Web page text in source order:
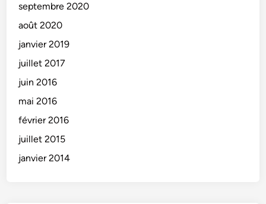
septembre 2020
août 2020
janvier 2019
juillet 2017
juin 2016
mai 2016
février 2016
juillet 2015
janvier 2014